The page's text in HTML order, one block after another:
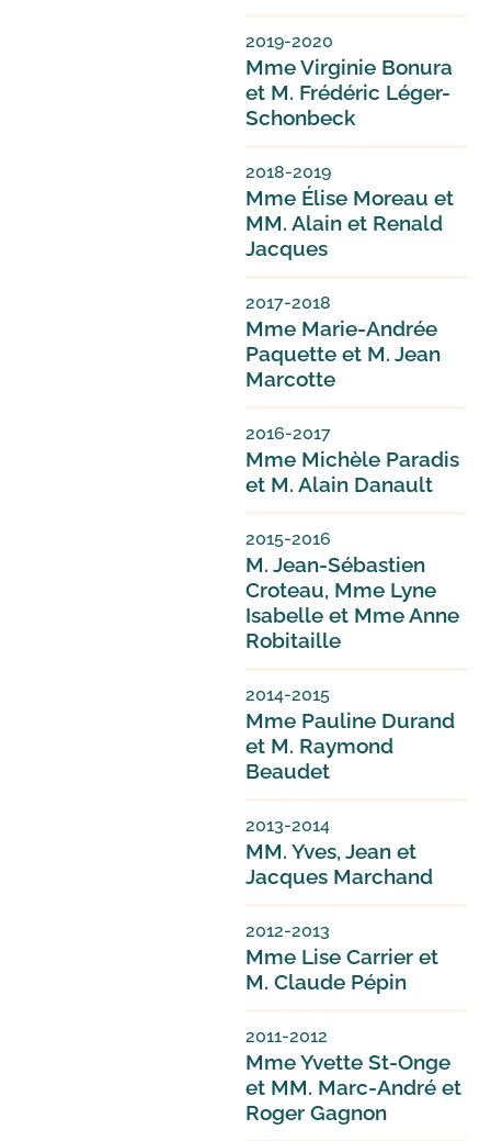
2019-2020
Mme Virginie Bonura
et M. Frédéric Léger-
Schonbeck
2018-2019
Mme Élise Moreau et
MM. Alain et Renald
Jacques
2017-2018
Mme Marie-Andrée
Paquette et M. Jean
Marcotte
2016-2017
Mme Michèle Paradis
et M. Alain Danault
2015-2016
M. Jean-Sébastien
Croteau, Mme Lyne
Isabelle et Mme Anne
Robitaille
2014-2015
Mme Pauline Durand
et M. Raymond
Beaudet
2013-2014
MM. Yves, Jean et
Jacques Marchand
2012-2013
Mme Lise Carrier et
M. Claude Pépin
2011-2012
Mme Yvette St-Onge
et MM. Marc-André et
Roger Gagnon